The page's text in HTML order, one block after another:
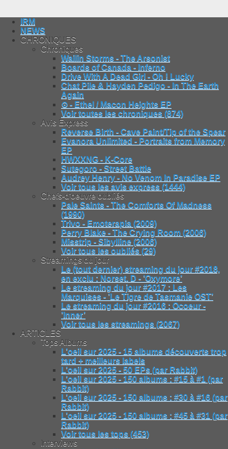
IRM
NEWS
CHRONIQUES
Chroniques
Wailin Storms - The Arsonist
Boards of Canada - Inferno
Drive With A Dead Girl - Oh ! Lucky
Chat Pile & Hayden Pedigo - In The Earth
Again
⊙ - Ethel / Macon Heights EP
Voir toutes les chroniques (874)
Avis Express
Reverse Birth - Cave Paint/Tip of the Spear
Evanora Unlimited - Portraits from Memory
EP
HWXXNG - K-Core
Sutegoro - Street Battle
Audrey Henry - No Venom In Paradise EP
Voir tous les avis express (1444)
Chefs-d'oeuvre oubliés
Pale Saints - The Comforts Of Madness
(1990)
Trivo - Emoterapia (2009)
Perry Blake - The Crying Room (2006)
Misstrip - Sibylline (2006)
Voir tous les oubliés (29)
Streamings du jour
Le (tout dernier) streaming du jour #2018,
en exclu : Norset. D - ’Oxymore’
Le streaming du jour #2017 : Les
Marquises - ’Le Tigre de Tasmanie OST’
Le streaming du jour #2016 : Ocoeur -
’Inner’
Voir tous les streamings (2067)
ARTICLES
Tops Albums
L’oeil sur 2025 - 15 albums découverts trop
tard + meilleurs labels
L’oeil sur 2025 - 50 EPs (par Rabbit)
L’oeil sur 2025 - 150 albums : #15 à #1 (par
Rabbit)
L’oeil sur 2025 - 150 albums : #30 à #16 (par
Rabbit)
L’oeil sur 2025 - 150 albums : #45 à #31 (par
Rabbit)
Voir tous les tops (453)
Interviews